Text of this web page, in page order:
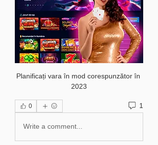
Planificați vara în mod corespunzător în
2023
0 1
Write a comment...